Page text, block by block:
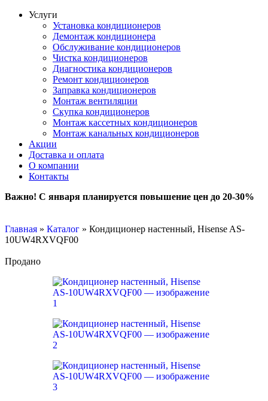
Услуги
Установка кондиционеров
Демонтаж кондиционера
Обслуживание кондиционеров
Чистка кондиционеров
Диагностика кондиционеров
Ремонт кондиционеров
Заправка кондиционеров
Монтаж вентиляции
Скупка кондиционеров
Монтаж кассетных кондиционеров
Монтаж канальных кондиционеров
Акции
Доставка и оплата
О компании
Контакты
Важно! С января планируется повышение цен до 20-30%
Главная » Каталог » Кондиционер настенный, Hisense AS-
10UW4RXVQF00
Продано